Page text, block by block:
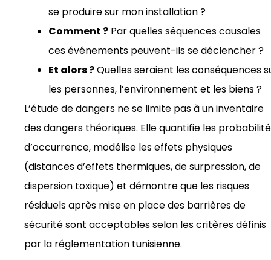
se produire sur mon installation ?
Comment ? Par quelles séquences causales
ces événements peuvent-ils se déclencher ?
Et alors ?Quelles seraient les conséquences
les personnes, l’environnement et les biens ?
L’étude de dangers ne se limite pas à un inventaire
des dangers théoriques. Elle quantifie les
d’occurrence, modélise les effets physiques
(distances d’effets thermiques, de surpression, de
dispersion toxique) et démontre que les risques
résiduels après mise en place des barrières de
sécurité sont acceptables selon les critères définis
par la réglementation tunisienne.